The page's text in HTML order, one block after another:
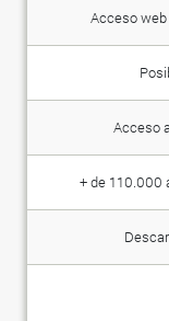
Acceso
Acceso
+ de 110.000